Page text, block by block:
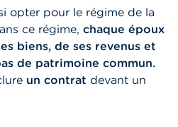
opter pour le régime de la
ce régime, chaque époux
biens, de ses revenus et
de patrimoine commun.
un contrat devant un